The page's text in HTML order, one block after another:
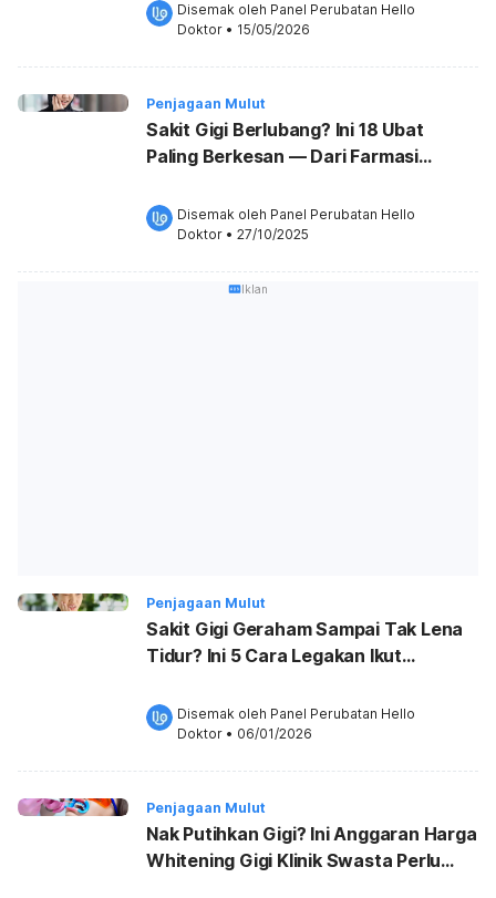
Disemak oleh Panel Perubatan Hello
Doktor • 15/05/2026
Penjagaan Mulut
Sakit Gigi Berlubang? Ini 18 Ubat
Paling Berkesan — Dari Farmasi
Disemak oleh Panel Perubatan Hello
Doktor • 27/10/2025
Iklan
Penjagaan Mulut
Sakit Gigi Geraham Sampai Tak Lena
Tidur? Ini 5 Cara Legakan Ikut
Disemak oleh Panel Perubatan Hello
Doktor • 06/01/2026
Penjagaan Mulut
Nak Putihkan Gigi? Ini Anggaran Harga
Whitening Gigi Klinik Swasta Perlu